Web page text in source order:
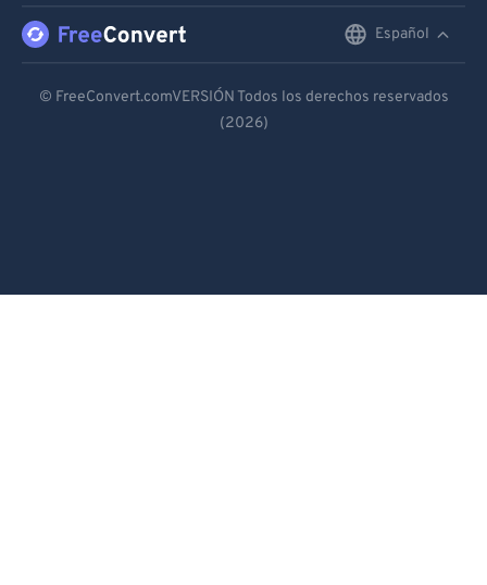
Español
Español
© FreeConvert.comVERSIÓN Todos los derechos reservados
(2026)